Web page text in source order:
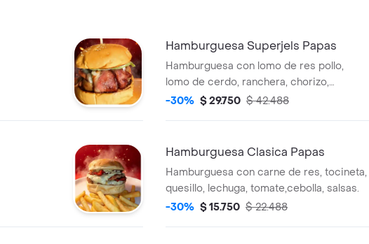
Hamburguesa Superjels Papas
Hamburguesa con lomo de res pollo,
lomo de cerdo, ranchera, chorizo,
butifarra,carne de hamburguesa, tocineta,
-30% $ 29.750 $ 42.488
Hamburguesa Clasica Papas
Hamburguesa con carne de res, tocineta,
quesillo, lechuga, tomate,cebolla, salsas.
-30% $ 15.750 $ 22.488